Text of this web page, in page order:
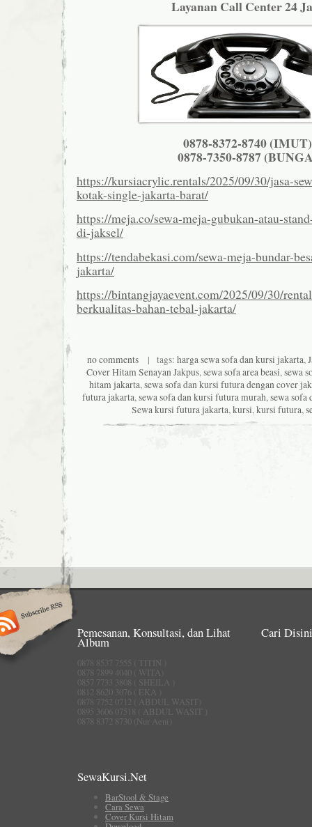
Layanan Call Center 24
0878-8372-8740 (IMUT)
0878-7350-8787
https://kursiacrylic.rentals/2025/09/30/jasa-
kotak-single-jakarta-barat/
https://meja.co/sewa-meja-gubukan-atau-
di-jaksel/
https://tendabekasi.com/sewa-meja-bundar-
jakarta/
https://bintangjayaevent.com/2025/09/30/
berkualitas-bahan-tebal-jakarta/
no comments| tags: harga sewa sofa dan kursi jakarta,
Cover Hitam Senayan Jakpus, sewa sofa area beasi, sewa
hitam jakarta, sewa sofa dan kursi futura dengan cover
futura jakarta, sewa sofa dan kursi futura murah, sewa sofa
Sewa kursi futura jakarta, kursi, kursi futura,
Pemesanan, Konsultasi, dan Lihat
Album
0878 8537 7555 ( TITIN )
0878 7899 4040 ( WITA)
0857 7733 3808 ( SHEILA )
0812 8620 3076 ( EKA )
0878 7752 0712 ( ABDUL WASIT)
0895 3606 07518 ( ABDUL WASIT )
0878 8372 8730 (Nur Aeni)
Cari
SewaKursi.Net
BarStool & Stage
Cara Sewa
Cover Kursi Hitam